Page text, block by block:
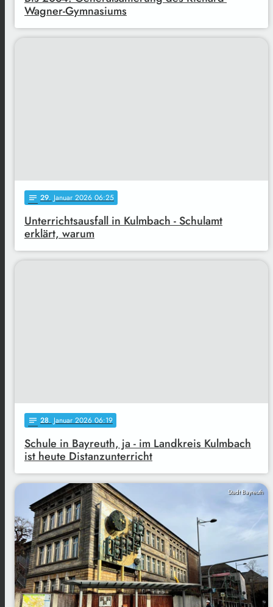
Wagner-Gymnasiums
notes 29. Januar 2026 06:25
Unterrichtsausfall in Kulmbach - Schulamt
erklärt, warum
notes 28. Januar 2026 06:19
Schule in Bayreuth, ja - im Landkreis Kulmbach
ist heute Distanzunterricht
Stadt Bayreuth